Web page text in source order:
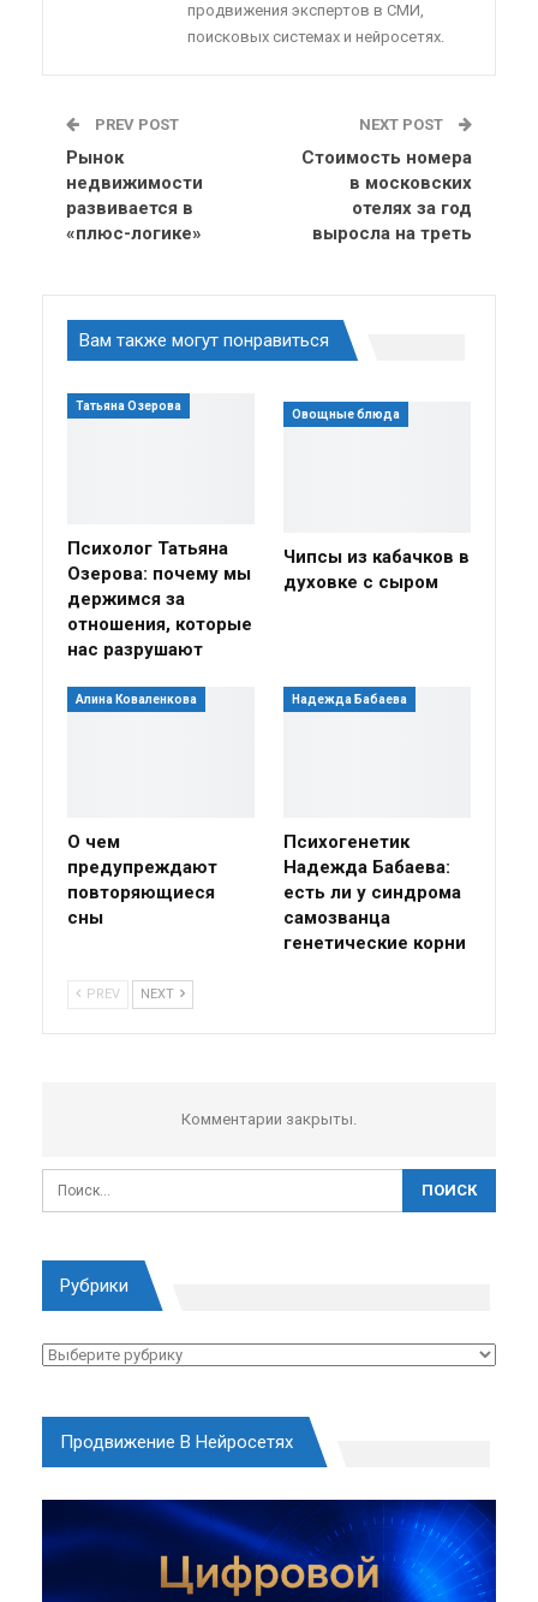
продвижения экспертов в СМИ,
поисковых системах и нейросетях.
PREV POST
Рынок
недвижимости
развивается в
«плюс-логике»
NEXT POST
Стоимость номера
в московских
отелях за год
выросла на треть
Вам также могут понравиться
Татьяна Озерова
Психолог Татьяна
Озерова: почему мы
держимся за
отношения, которые
нас разрушают
Овощные блюда
Чипсы из кабачков в
духовке с сыром
Алина Коваленкова
О чем
предупреждают
повторяющиеся
сны
Надежда Бабаева
Психогенетик
Надежда Бабаева:
есть ли у синдрома
самозванца
генетические корни
PREV NEXT
Комментарии закрыты.
Рубрики
Рубрики
Продвижение В Нейросетях